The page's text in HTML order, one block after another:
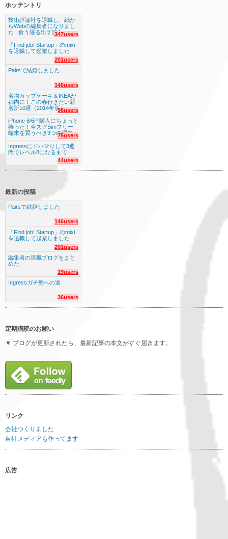
ホッテントリ
技術評論社を退職し、紙か
らWebの編集者になりまし
た | 食う寝る出す読む347users
「Find job! Startup」のmixi
を退職して起業しました
201users
Pairsで結婚しました
146users
名物カップケーキ＆IKEAが
都内に！この春行きたい新
名所10選（2014年版）96users
iPhone 6/6P 購入にちょっと
待った！今スグSimフリー
端末を買うべき3つの理由
75users
Ingressにドハマりして3週
間でレベル8になるまで
44users
最新の投稿
Pairsで結婚しました
146users
「Find job! Startup」のmixi
を退職して起業しました
201users
編集者の退職ブログをまと
めた
19users
Ingressガチ勢への道
36users
定期購読のお願い
▼ ブログが更新されたら、最新記事の本文がすぐ届きます。
リンク
会社つくりました
自社メディアも作ってます
広告